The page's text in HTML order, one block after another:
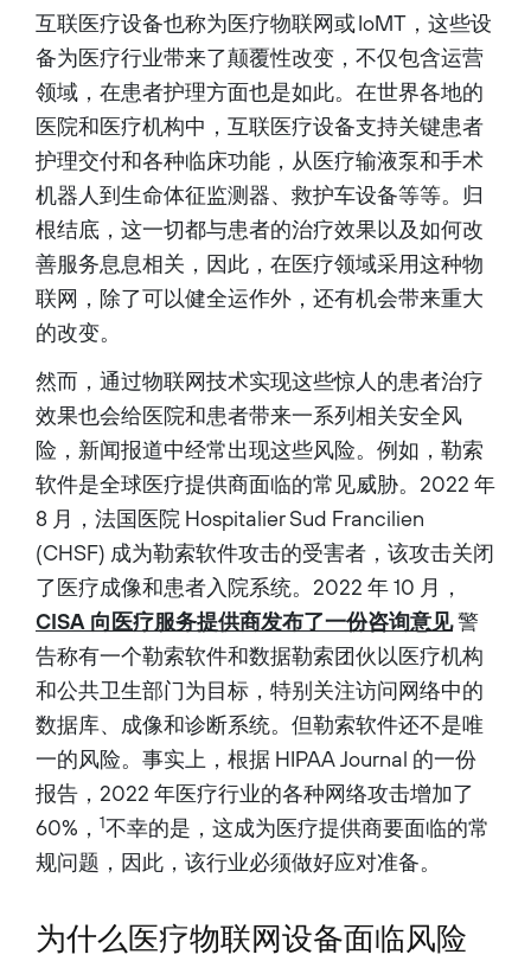
His team has developed a
range of advanced security
capabilities including: Prisma
AIRS, a comprehensive AI
security platform; Strata, an
AI-powered platform; Cloud
Delivered Security Services
(CDSS); Secure Access
Service Edge (SASE); Next
Generation Firewalls (NGFW);
and Zero Trust solutions. As a
dynamic leader, Anand is
dedicated to building strong,
diverse and motivated teams
focused on creating
innovative security products
and solutions for some of the
world’s biggest enterprise
Cisco’s Intent-Based
he was responsible for
building the complete set of
platforms and solutions for
the Cisco enterprise
networking portfolio. The
portfolio spans enterprise
products across routing,
access switching, IoT
connectivity, wireless, and
network and cloud services
deployed for customers
worldwide. He joined Cisco
through the acquisition of
Starent Networks, and earlier
in his career, held leadership
roles at Siara Systems, Sun
Microsystems and Ericsson.
Anand holds a bachelor’s
degree in telecommunications
from the College of
Engineering, Pune, India and a
master’s degree in computer
networking from the
University of Southern
互联医疗设备也称为医疗物联网或 IoMT，这些设
备为医疗行业带来了颠覆性改变，不仅包含运营
领域，在患者护理方面也是如此。在世界各地的
医院和医疗机构中，互联医疗设备支持关键患者
护理交付和各种临床功能，从医疗输液泵和手术
机器人到生命体征监测器、救护车设备等等。归
根结底，这一切都与患者的治疗效果以及如何改
善服务息息相关，因此，在医疗领域采用这种物
联网，除了可以健全运作外，还有机会带来重大
的改变。
然而，通过物联网技术实现这些惊人的患者治疗
效果也会给医院和患者带来一系列相关安全风
险，新闻报道中经常出现这些风险。例如，勒索
软件是全球医疗提供商面临的常见威胁。2022 年
8 月，法国医院 Hospitalier Sud Francilien
(CHSF) 成为勒索软件攻击的受害者，该攻击关闭
了医疗成像和患者入院系统。2022 年 10 月，
CISA 向医疗服务提供商发布了一份咨询意见警
告称有一个勒索软件和数据勒索团伙以医疗机构
和公共卫生部门为目标，特别关注访问网络中的
数据库、成像和诊断系统。但勒索软件还不是唯
一的风险。事实上，根据 HIPAA Journal 的一份
报告，2022 年医疗行业的各种网络攻击增加了
60%， 1不幸的是，这成为医疗提供商要面临的常
规问题，因此，该行业必须做好应对准备。
为什么医疗物联网设备面临风险